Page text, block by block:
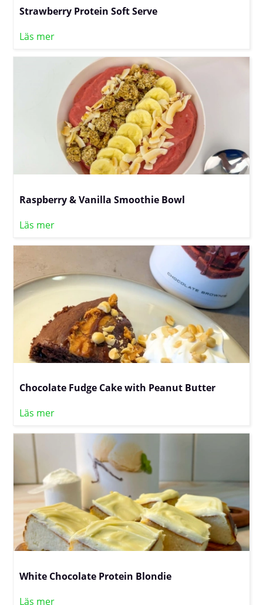
Strawberry Protein Soft Serve
Läs mer
Raspberry & Vanilla Smoothie Bowl
Läs mer
Chocolate Fudge Cake with Peanut Butter
Läs mer
White Chocolate Protein Blondie
Läs mer